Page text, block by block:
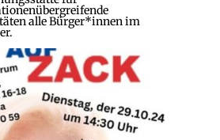
alle Bürger*innen im